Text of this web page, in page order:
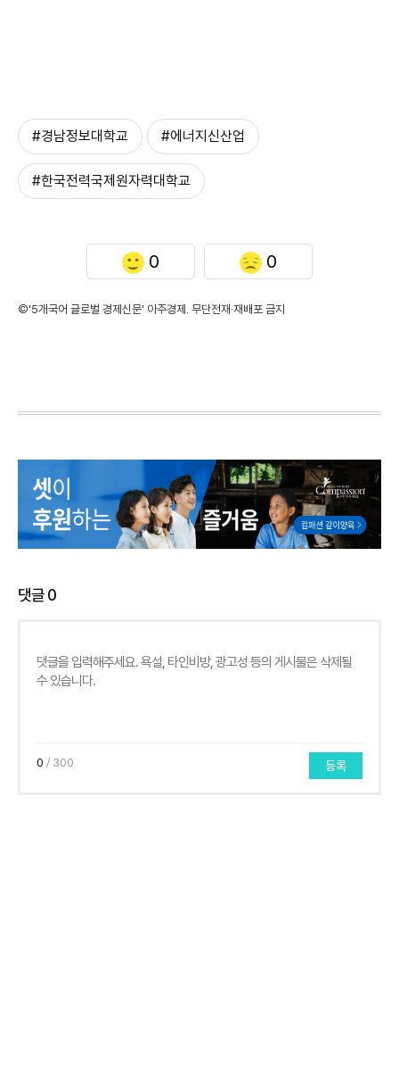
#경남정보대학교 #에너지신산업
#한국전력국제원자력대학교
0 0
©'5개국어 글로벌 경제신문' 아주경제. 무단전재·재배포 금지
댓글0
0 / 300 등록